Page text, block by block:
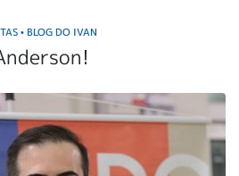
• BLOG DO IVAN